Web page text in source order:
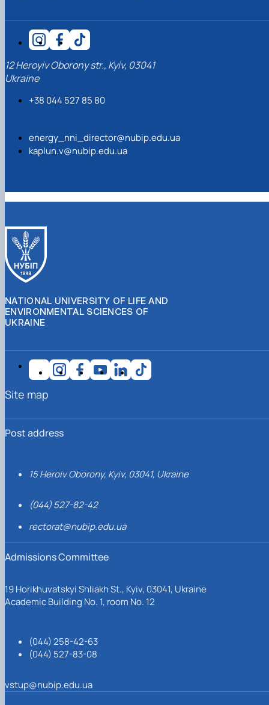
12 Heroyiv Oborony str., Kyiv, 03041
Ukraine
+38 044 527 85 80
energy_nni_director@nubip.edu.ua
kaplun.v@nubip.edu.ua
NATIONAL UNIVERSITY OF LIFE AND
ENVIRONMENTAL SCIENCES OF
UKRAINE
Post address
15 Heroiv Oborony, Kyiv, 03041, Ukraine
(044) 527-82-42
rectorat@nubip.edu.ua
Admissions Committee
19 Horikhuvatskyi Shliakh St., Kyiv, 03041, Ukraine
Academic Building No. 1, room No. 12
(044) 258-42-63
(044) 527-83-08
vstup@nubip.edu.ua
Site map